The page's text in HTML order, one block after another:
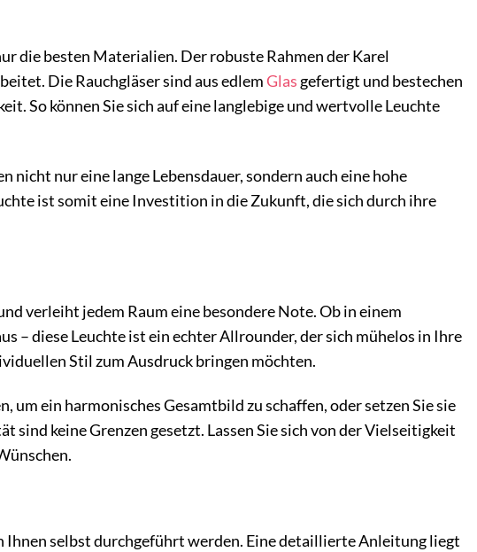
die besten Materialien. Der robuste Rahmen der Karel
Die Rauchgläser sind aus edlemGlas gefertigt und bestechen
So können Sie sich auf eine langlebige und wertvolle Leuchte
nur eine lange Lebensdauer, sondern auch eine hohe
ist somit eine Investition in die Zukunft, die sich durch ihre
verleiht jedem Raum eine besondere Note. Ob in einem
– diese Leuchte ist ein echter Allrounder, der sich mühelos in Ihre
Stil zum Ausdruck bringen möchten.
ein harmonisches Gesamtbild zu schaffen, oder setzen Sie sie
keine Grenzen gesetzt. Lassen Sie sich von der Vielseitigkeit
selbst durchgeführt werden. Eine detaillierte Anleitung liegt